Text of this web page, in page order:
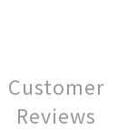
Customer
Reviews